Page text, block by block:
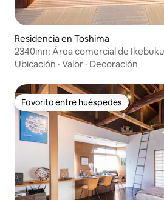
Residencia en Toshima
2340inn: Área comercial de
metro, Mt. Fuji visible en la azotea,
Ubicación · Valor · Decoración
Favorito entre huéspedes
Favorito entre huéspedes